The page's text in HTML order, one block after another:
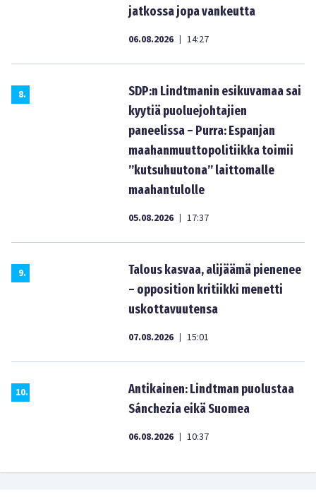
jatkossa jopa vankeutta
06.08.2026 | 14:27
8.
SDP:n Lindtmanin esikuvamaa sai
kyytiä puoluejohtajien
paneelissa – Purra: Espanjan
maahanmuuttopolitiikka toimii
”kutsuhuutona” laittomalle
maahantulolle
05.08.2026 | 17:37
9.
Talous kasvaa, alijäämä pienenee
– opposition kritiikki menetti
uskottavuutensa
07.08.2026 | 15:01
10.
Antikainen: Lindtman puolustaa
Sánchezia eikä Suomea
06.08.2026 | 10:37